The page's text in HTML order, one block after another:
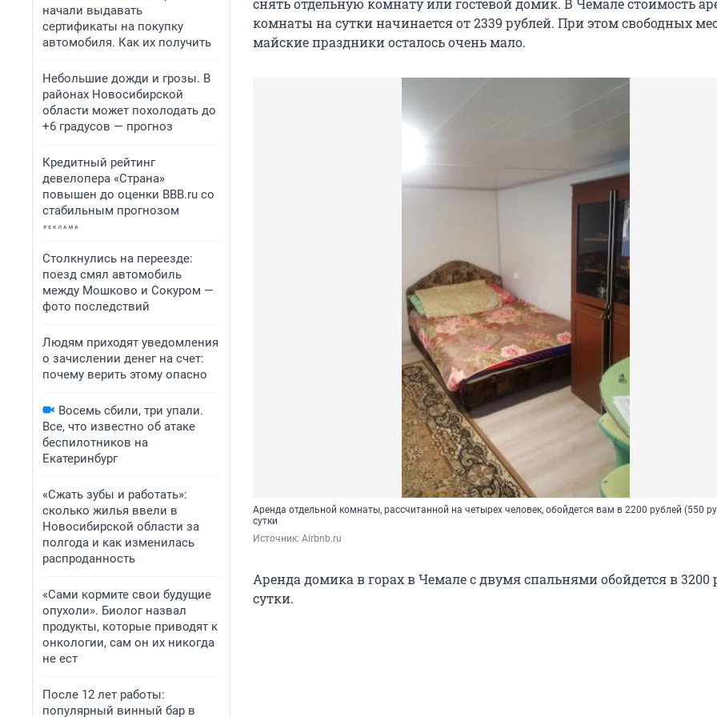
начали выдавать
сертификаты на покупку
автомобиля. Как их получить
Небольшие дожди и грозы. В
районах Новосибирской
области может похолодать до
+6 градусов — прогноз
Кредитный рейтинг
девелопера «Страна»
повышен до оценки BBB.ru со
стабильным прогнозом
Столкнулись на переезде:
поезд смял автомобиль
между Мошково и Сокуром —
фото последствий
Людям приходят уведомления
о зачислении денег на счет:
почему верить этому опасно
Восемь сбили, три упали.
Все, что известно об атаке
беспилотников на
Екатеринбург
«Сжать зубы и работать»:
сколько жилья ввели в
Новосибирской области за
полгода и как изменилась
распроданность
«Сами кормите свои будущие
опухоли». Биолог назвал
продукты, которые приводят к
онкологии, сам он их никогда
не ест
После 12 лет работы:
популярный винный бар в
снять отдельную комнату или гостевой домик. В Чемале стоимость
комнаты на сутки начинается от 2339 рублей. При этом свободных
майские праздники осталось очень мало.
Аренда отдельной комнаты, рассчитанной на четырех человек, обойдется вам в 2200 рублей (550
сутки
Источник: Аirbnb.ru
Аренда домика в горах в Чемале с двумя спальнями обойдется в 3200
сутки.